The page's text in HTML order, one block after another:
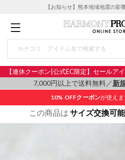
【お知らせ】熊本地域地震の影
【連休クーポン|公式EC限定】セールア
7,000円以上で送料無料／新
10% OFFクーポンが使え
この商品は サイズ交換可